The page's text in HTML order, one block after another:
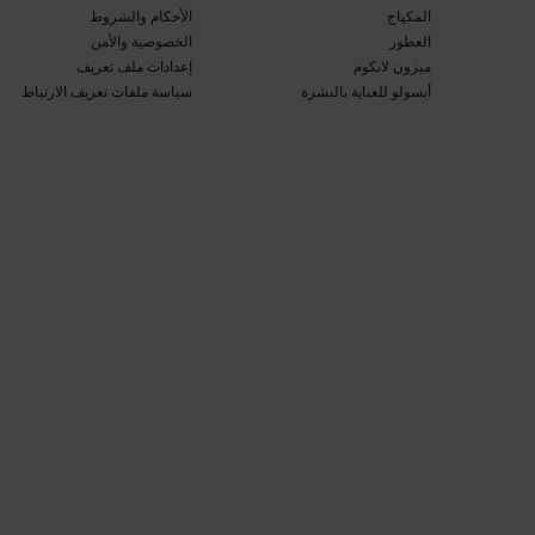
المكياج​
العطور​
ميزون لانكوم​
أبسولو للعناية بالبشرة​
الأحكام والشروط​
الخصوصية والأمن​
إعدادات ملف تعريف
سياسة ملفات تعريف الارتباط